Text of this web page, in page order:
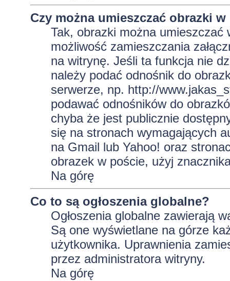
Czy można umieszczać obrazki
Tak, obrazki można umieszczać
możliwość zamieszczania
na witrynę. Jeśli ta funkcja nie
należy podać odnośnik do
serwerze, np. http://
podawać odnośników do
chyba że jest publicznie
się na stronach wymagających
na Gmail lub Yahoo! oraz
obrazek w poście, użyj
Na górę
Co to są ogłoszenia globalne?
Ogłoszenia globalne zawierają
Są one wyświetlane na górze
użytkownika. Uprawnienia
przez administratora witryny.
Na górę